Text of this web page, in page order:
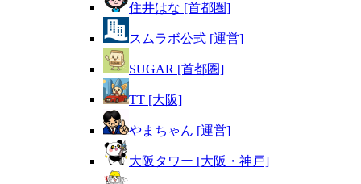
住井はな [首都圏]
スムラボ公式 [運営]
SUGAR [首都圏]
TT [大阪]
やまちゃん [運営]
大阪タワー [大阪・神戸]